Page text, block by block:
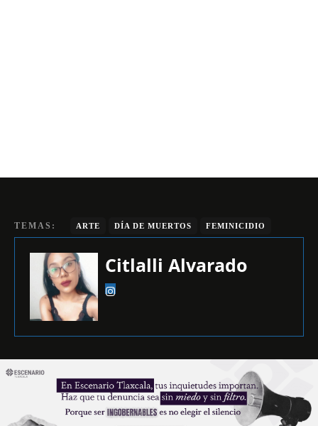
TEMAS: ARTE DÍA DE MUERTOS FEMINICIDIO
Citlalli Alvarado